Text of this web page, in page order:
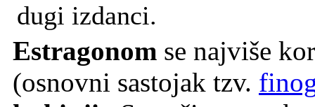
dugi izdanci.
Estragonom se najviše
(osnovni sastojak tzv.